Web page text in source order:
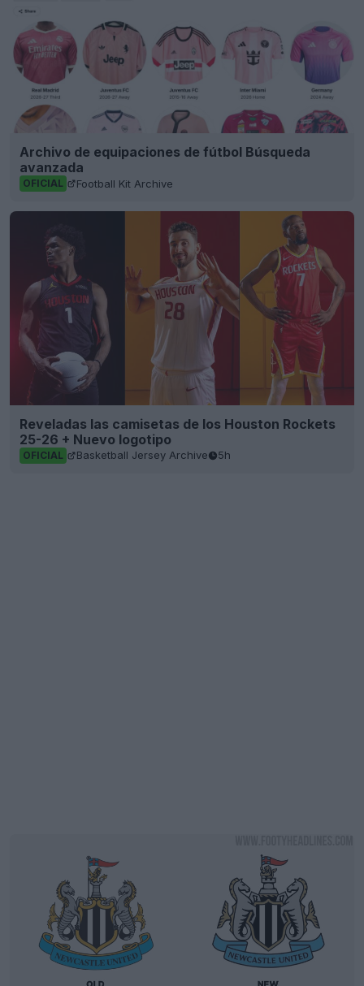
Archivo de equipaciones de fútbol Búsqueda
avanzada
OFICIAL Football Kit Archive
Reveladas las camisetas de los Houston Rockets
25-26 + Nuevo logotipo
OFICIAL Basketball Jersey Archive 5h